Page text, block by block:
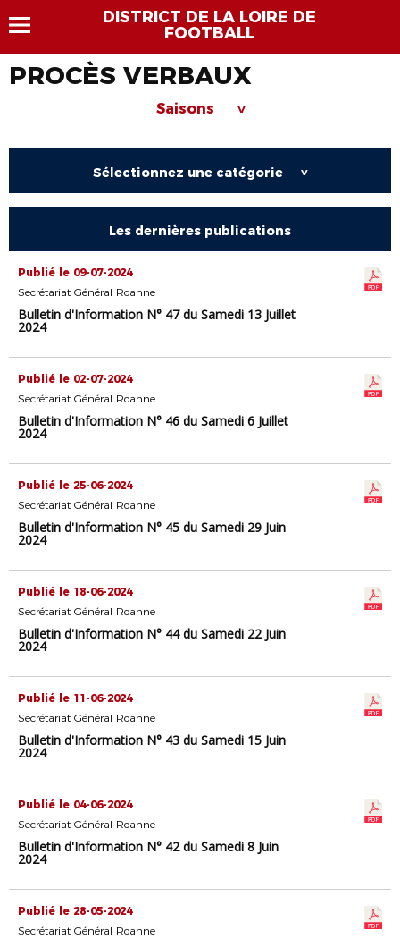
DISTRICT DE LA LOIRE DE
FOOTBALL
PROCÈS VERBAUX
Saisons >
Sélectionnez une catégorie >
Les dernières publications
Publié le 09-07-2024
Secrétariat Général Roanne
Bulletin d'Information N° 47 du Samedi 13 Juillet
2024
Publié le 02-07-2024
Secrétariat Général Roanne
Bulletin d'Information N° 46 du Samedi 6 Juillet
2024
Publié le 25-06-2024
Secrétariat Général Roanne
Bulletin d'Information N° 45 du Samedi 29 Juin
2024
Publié le 18-06-2024
Secrétariat Général Roanne
Bulletin d'Information N° 44 du Samedi 22 Juin
2024
Publié le 11-06-2024
Secrétariat Général Roanne
Bulletin d'Information N° 43 du Samedi 15 Juin
2024
Publié le 04-06-2024
Secrétariat Général Roanne
Bulletin d'Information N° 42 du Samedi 8 Juin
2024
Publié le 28-05-2024
Secrétariat Général Roanne